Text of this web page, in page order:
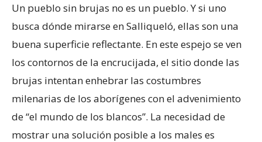
Un pueblo sin brujas no es un pueblo. Y si uno
busca dónde mirarse en Salliqueló, ellas son una
buena superficie reflectante. En este espejo se ven
los contornos de la encrucijada, el sitio donde las
brujas intentan enhebrar las costumbres
milenarias de los aborígenes con el advenimiento
de “el mundo de los blancos”. La necesidad de
mostrar una solución posible a los males es